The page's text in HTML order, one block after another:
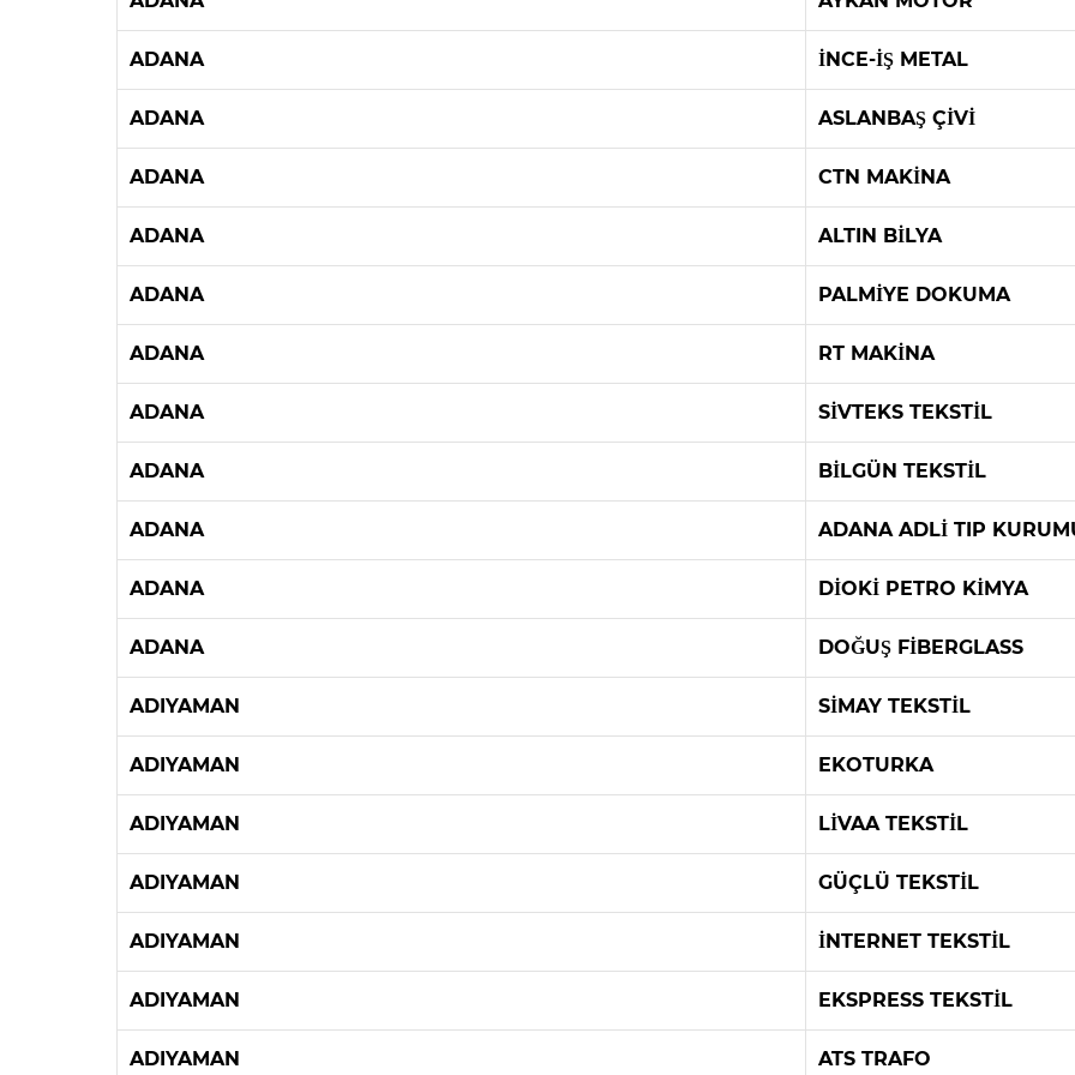
ADANA İNCE-İŞ METAL
ADANA ASLANBAŞ ÇİVİ
ADANA CTN MAKİNA
ADANA ALTIN BİLYA
ADANA PALMİYE DOKUMA
ADANA RT MAKİNA
ADANA SİVTEKS TEKSTİL
ADANA BİLGÜN TEKSTİL
ADANA ADANA ADLİ TIP
ADANA DİOKİ PETRO KİMYA
ADANA DOĞUŞ FİBERGLASS
ADIYAMAN SİMAY TEKSTİL
ADIYAMAN EKOTURKA
ADIYAMAN LİVAA TEKSTİL
ADIYAMAN GÜÇLÜ TEKSTİL
ADIYAMAN İNTERNET TEKSTİL
ADIYAMAN EKSPRESS TEKSTİL
ADIYAMAN ATS TRAFO